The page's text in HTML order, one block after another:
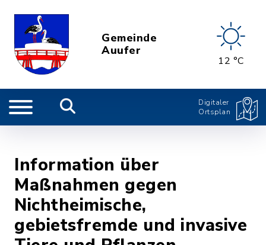
Gemeinde
Auufer
12 °C
Digitaler
Ortsplan
Information über
Maßnahmen gegen
Nichtheimische,
gebietsfremde und invasive